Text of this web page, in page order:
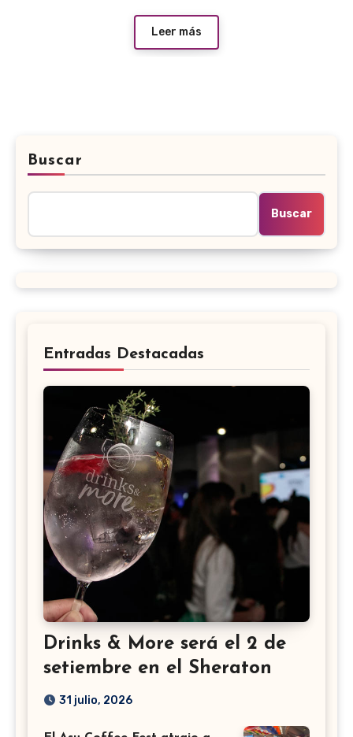
Leer más
Buscar
Buscar
Entradas Destacadas
Drinks & More será el 2 de
setiembre en el Sheraton
31 julio, 2026